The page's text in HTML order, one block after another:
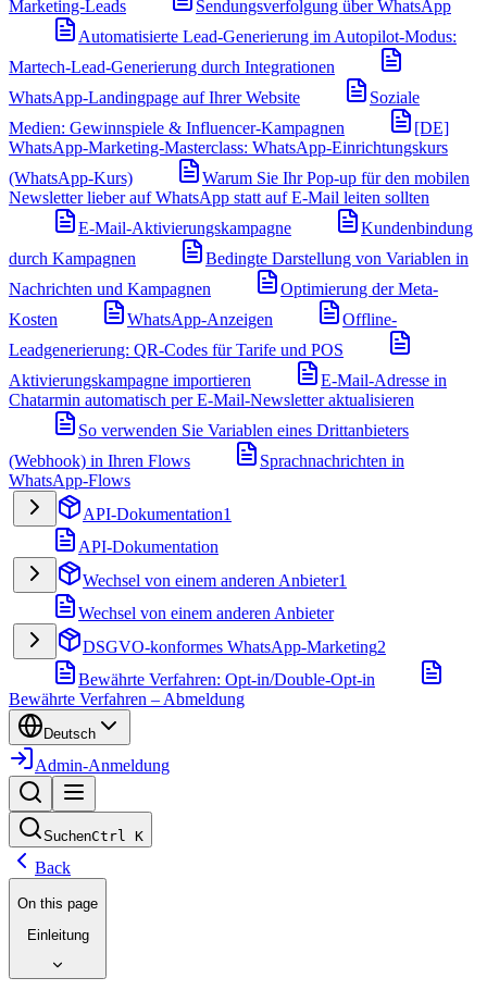
Marketing-Leads
Sendungsverfolgung über WhatsApp
Automatisierte Lead-Generierung im Autopilot-Modus:
Martech-Lead-Generierung durch Integrationen
WhatsApp-Landingpage auf Ihrer Website
Soziale
Medien: Gewinnspiele & Influencer-Kampagnen
[DE]
WhatsApp-Marketing-Masterclass: WhatsApp-Einrichtungskurs
(WhatsApp-Kurs)
Warum Sie Ihr Pop-up für den mobilen
Newsletter lieber auf WhatsApp statt auf E-Mail leiten sollten
E-Mail-Aktivierungskampagne
Kundenbindung
durch Kampagnen
Bedingte Darstellung von Variablen in
Nachrichten und Kampagnen
Optimierung der Meta-
Kosten
WhatsApp-Anzeigen
Offline-
Leadgenerierung: QR-Codes für Tarife und POS
Aktivierungskampagne importieren
E-Mail-Adresse in
Chatarmin automatisch per E-Mail-Newsletter aktualisieren
So verwenden Sie Variablen eines Drittanbieters
(Webhook) in Ihren Flows
Sprachnachrichten in
WhatsApp-Flows
API-Dokumentation1
API-Dokumentation
Wechsel von einem anderen Anbieter1
Wechsel von einem anderen Anbieter
DSGVO-konformes WhatsApp-Marketing2
Bewährte Verfahren: Opt-in/Double-Opt-in
Bewährte Verfahren – Abmeldung
Deutsch
Admin-Anmeldung
SuchenCtrl K
Back
On this page
Einleitung